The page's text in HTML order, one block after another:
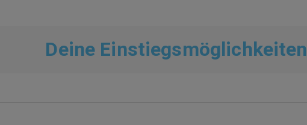
Deine Einstiegsmöglichkeiten